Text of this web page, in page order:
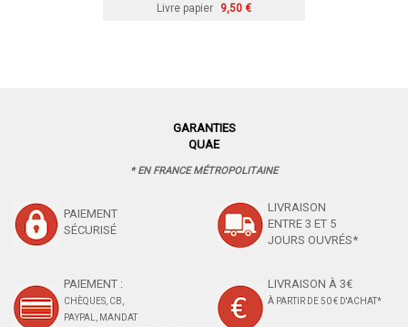
Livre papier 9,50 €
GARANTIES
QUAE
* EN FRANCE MÉTROPOLITAINE
PAIEMENT
SÉCURISÉ
LIVRAISON
ENTRE 3 ET 5
JOURS OUVRÉS*
PAIEMENT :
CHÈQUES, CB,
PAYPAL, MANDAT
LIVRAISON À 3€
À PARTIR DE 50 € D'ACHAT*